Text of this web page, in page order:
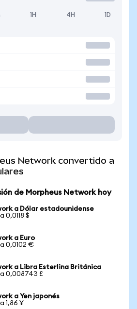
1H 4H 1D
Network convertido a
de Morpheus Network hoy
a Dólar estadounidense
0,0118 $
a Euro
0,0102 €
a Libra Esterlina Británica
0,008743 £
a Yen japonés
1,86 ¥